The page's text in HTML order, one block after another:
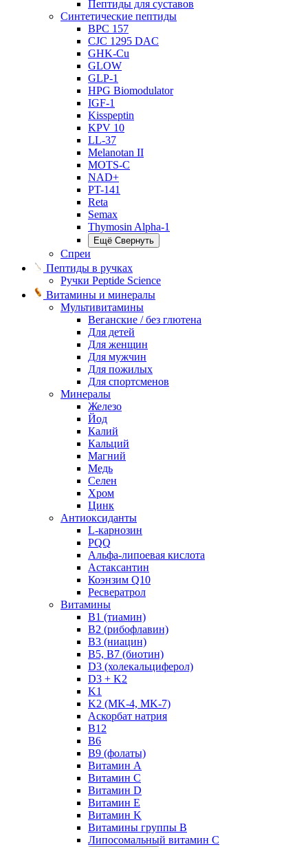
Пептиды для суставов
Синтетические пептиды
BPC 157
CJC 1295 DAC
GHK-Cu
GLOW
GLP-1
HPG Biomodulator
IGF-1
Kisspeptin
KPV 10
LL-37
Melanotan II
MOTS-C
NAD+
PT-141
Reta
Semax
Thymosin Alpha-1
Ещё Свернуть
Спреи
Пептиды в ручках
Ручки Peptide Science
Витамины и минералы
Мультивитамины
Веганские / без глютена
Для детей
Для женщин
Для мужчин
Для пожилых
Для спортсменов
Минералы
Железо
Йод
Калий
Кальций
Магний
Медь
Селен
Хром
Цинк
Антиоксиданты
L-карнозин
PQQ
Альфа-липоевая кислота
Астаксантин
Коэнзим Q10
Ресвератрол
Витамины
B1 (тиамин)
B2 (рибофлавин)
B3 (ниацин)
B5, B7 (биотин)
D3 (холекальциферол)
D3 + K2
K1
K2 (MK-4, MK-7)
Аскорбат натрия
В12
В6
В9 (фолаты)
Витамин A
Витамин C
Витамин D
Витамин E
Витамин K
Витамины группы B
Липосомальный витамин C